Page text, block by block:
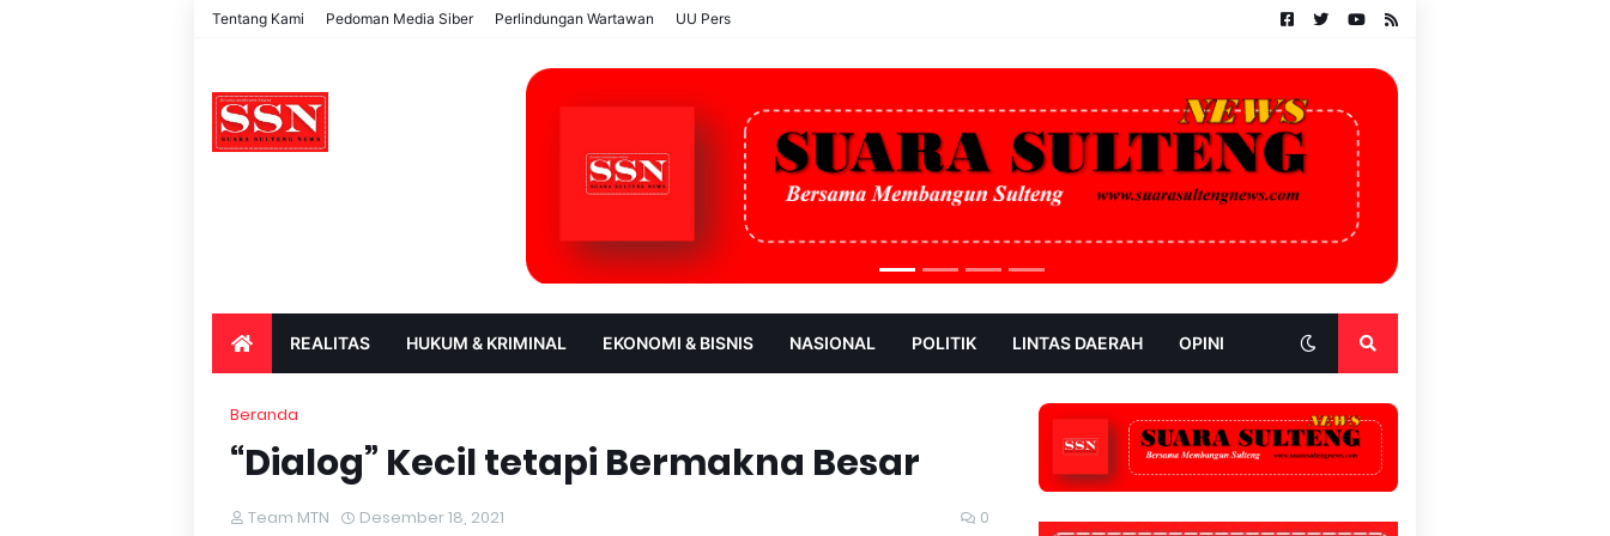
Tentang Kami Pedoman Media Siber Perlindungan Wartawan UU Pers
REALITAS HUKUM & KRIMINAL EKONOMI & BISNIS NASIONAL POLITIK LINTAS DAERAH OPINI
Beranda
“Dialog” Kecil tetapi Bermakna Besar
Team MTN Desember 18, 2021 0